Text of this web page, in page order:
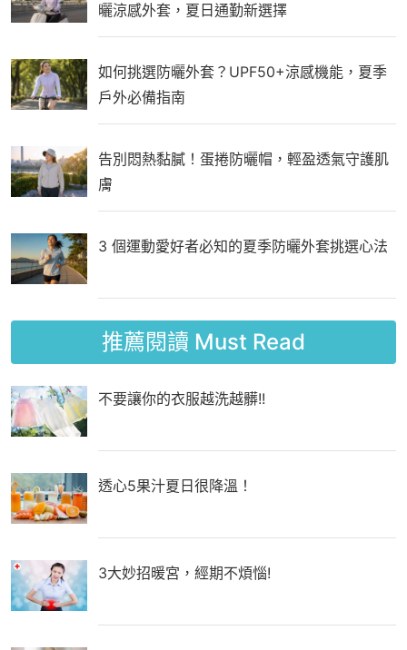
曬涼感外套，夏日通勤新選擇
如何挑選防曬外套？UPF50+涼感機能，夏季
戶外必備指南
告別悶熱黏膩！蛋捲防曬帽，輕盈透氣守護肌
膚
3 個運動愛好者必知的夏季防曬外套挑選心法
推薦閱讀 Must Read
不要讓你的衣服越洗越髒!!
透心5果汁夏日很降溫！
3大妙招暖宮，經期不煩惱!